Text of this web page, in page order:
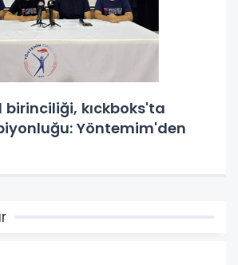
birinciliği, kıckboks'ta
Yöntemim'den